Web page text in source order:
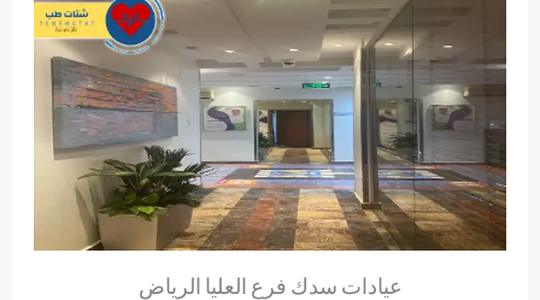
عيادات سدك فرع العليا الرياض